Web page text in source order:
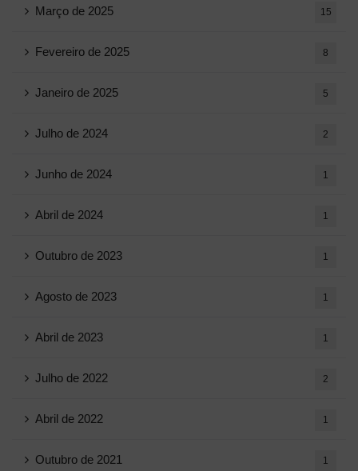
Março de 2025 15
Fevereiro de 2025 8
Janeiro de 2025 5
Julho de 2024 2
Junho de 2024 1
Abril de 2024 1
Outubro de 2023 1
Agosto de 2023 1
Abril de 2023 1
Julho de 2022 2
Abril de 2022 1
Outubro de 2021 1